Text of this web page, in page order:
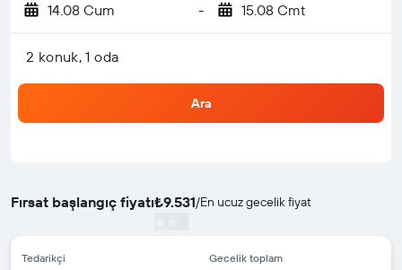
14.08 Cum - 15.08 Cmt
2 konuk, 1 oda
Ara
Fırsat başlangıç fiyatı₺9.531/En ucuz gecelik fiyat
Tedarikçi Gecelik toplam